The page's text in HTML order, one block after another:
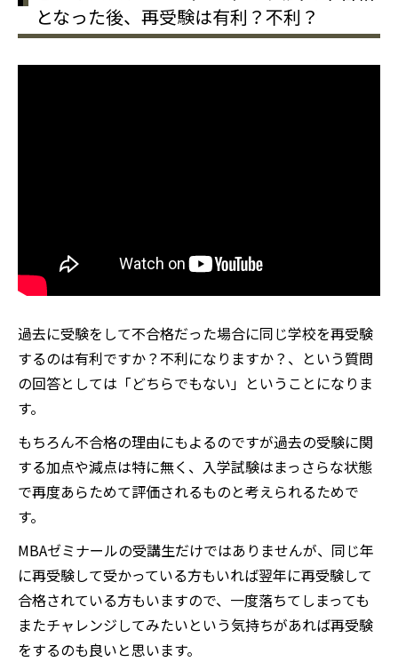
となった後、再受験は有利？不利？
過去に受験をして不合格だった場合に同じ学校を再受験
するのは有利ですか？不利になりますか？、という質問
の回答としては「どちらでもない」ということになりま
す。
もちろん不合格の理由にもよるのですが過去の受験に関
する加点や減点は特に無く、入学試験はまっさらな状態
で再度あらためて評価されるものと考えられるためで
す。
MBAゼミナールの受講生だけではありませんが、同じ年
に再受験して受かっている方もいれば翌年に再受験して
合格されている方もいますので、一度落ちてしまっても
またチャレンジしてみたいという気持ちがあれば再受験
をするのも良いと思います。